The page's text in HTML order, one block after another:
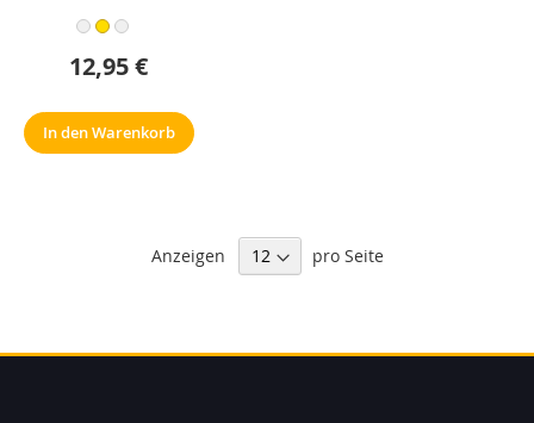
12,95 €
In den Warenkorb
Anzeigen pro Seite